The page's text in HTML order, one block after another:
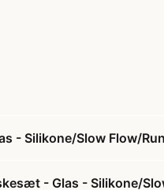
- Silikone/Slow Flow/
- Glas - Silikone/